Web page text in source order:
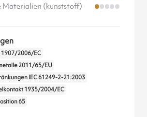
Materialien (kunststoff)
1907/2006/EC
2011/65/EU
IEC 61249-2-21:2003
1935/2004/EC
65